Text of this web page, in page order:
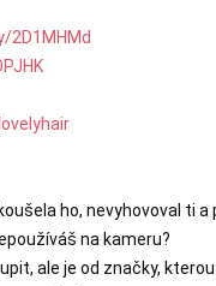
2D1MHMd
ho, nevyhovoval ti
na kameru?
ale je od značky,